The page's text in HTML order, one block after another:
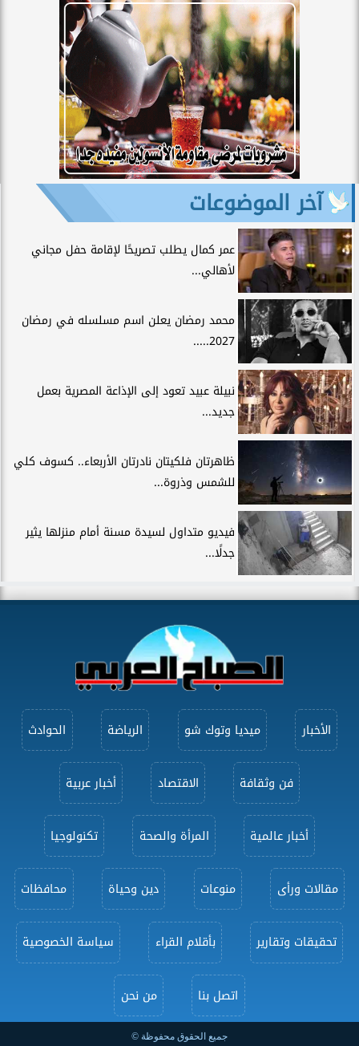
آخر الموضوعات
عمر كمال يطلب تصريحًا لإقامة حفل مجاني
لأهالي...
محمد رمضان يعلن اسم مسلسله في رمضان
2027.....
نبيلة عبيد تعود إلى الإذاعة المصرية بعمل
جديد...
ظاهرتان فلكيتان نادرتان الأربعاء.. كسوف كلي
للشمس وذروة...
فيديو متداول لسيدة مسنة أمام منزلها يثير
جدلًا...
الأخبار ميديا وتوك شو الرياضة الحوادث
فن وثقافة الاقتصاد أخبار عربية
أخبار عالمية المرأة والصحة تكنولوجيا
مقالات ورأى منوعات دين وحياة محافظات
تحقيقات وتقارير بأقلام القراء سياسة الخصوصية
اتصل بنا من نحن
جميع الحقوق محفوظة ©